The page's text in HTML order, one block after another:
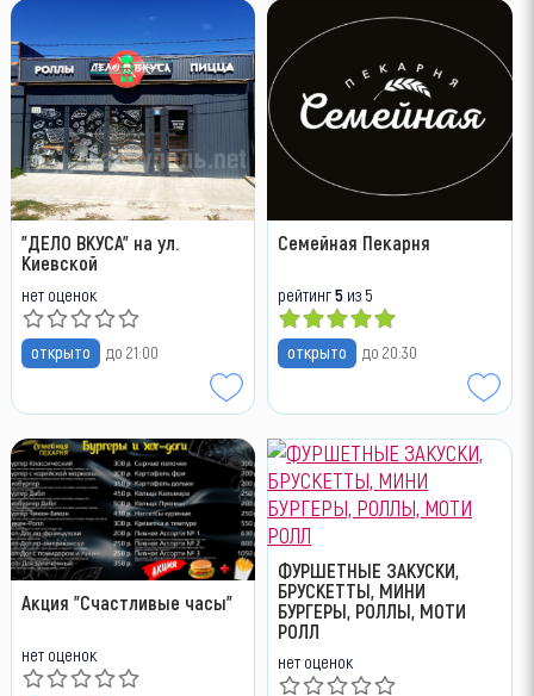
"ДЕЛО ВКУСА" на ул.
Киевской
нет оценок
открыто до 21:00
Семейная Пекарня
рейтинг5 из 5
открыто до 20:30
Акция "Счастливые часы"
нет оценок
ФУРШЕТНЫЕ ЗАКУСКИ,
БРУСКЕТТЫ, МИНИ
БУРГЕРЫ, РОЛЛЫ, МОТИ
РОЛЛ
нет оценок